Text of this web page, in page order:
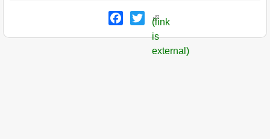
Facebook
Twitter
(link
is
external)